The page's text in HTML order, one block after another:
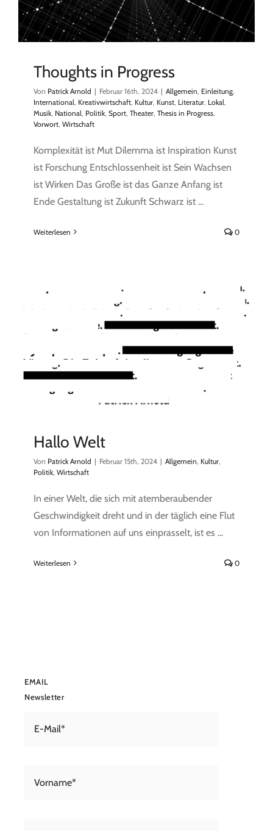
Thoughts in Progress
Von Patrick Arnold | Februar 16th, 2024 | Allgemein, Einleitung,
International, Kreativwirtschaft, Kultur, Kunst, Literatur, Lokal,
Musik, National, Politik, Sport, Theater, Thesis in Progress,
Vorwort, Wirtschaft
Komplexität ist Mut Dilemma ist Inspiration Kunst
ist Forschung Entschlossenheit ist Sein Wachsen
ist Wirken Das Große ist das Ganze Anfang ist
Ende Gestaltung ist Zukunft Schwarz ist ...
Weiterlesen 0
Hallo Welt
Von Patrick Arnold | Februar 15th, 2024 | Allgemein, Kultur,
Politik, Wirtschaft
In einer Welt, die sich mit atemberaubender
Geschwindigkeit dreht und in der täglich eine Flut
von Informationen auf uns einprasselt, ist es ...
Weiterlesen 0
EMAIL
Newsletter